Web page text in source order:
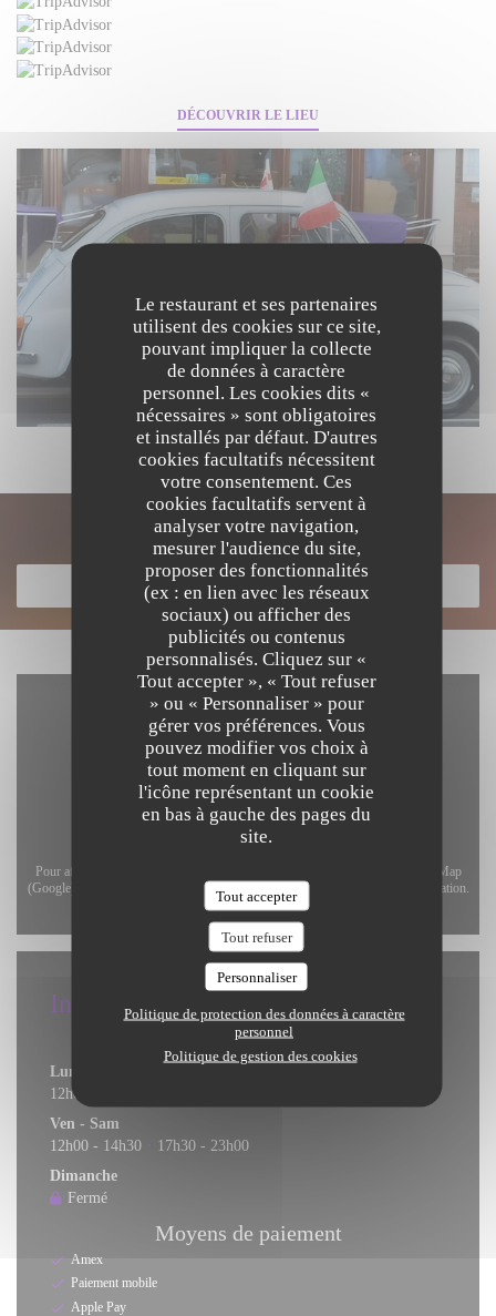
Le restaurant et ses partenaires
utilisent des cookies sur ce site,
pouvant impliquer la collecte
de données à caractère
personnel. Les cookies dits «
nécessaires » sont obligatoires
et installés par défaut. D'autres
cookies facultatifs nécessitent
votre consentement. Ces
cookies facultatifs servent à
analyser votre navigation,
mesurer l'audience du site,
proposer des fonctionnalités
(ex : en lien avec les réseaux
sociaux) ou afficher des
publicités ou contenus
personnalisés. Cliquez sur «
Tout accepter », « Tout refuser
» ou « Personnaliser » pour
gérer vos préférences. Vous
pouvez modifier vos choix à
tout moment en cliquant sur
l'icône représentant un cookie
en bas à gauche des pages du
site.
Tout accepter
Tout refuser
Personnaliser
Politique de protection des données à caractère
personnel
Politique de gestion des cookies
DÉCOUVRIR LE LIEU
Découvrir notre carte
DÉCOUVRIR NOTRE CARTE
Pour afficher la carte interactive Waze, vous devez accepter les cookies Waze Map
(Google). Ces cookies peuvent collecter des données de navigation et de localisation.
Autoriser
Infos pratiques
Horaires
Lun
12h00 - 14h30
Ven - Sam
12h00 - 14h30 •
17h30 - 23h00
Dimanche
Fermé
Moyens de paiement
Amex
Paiement mobile
Apple Pay